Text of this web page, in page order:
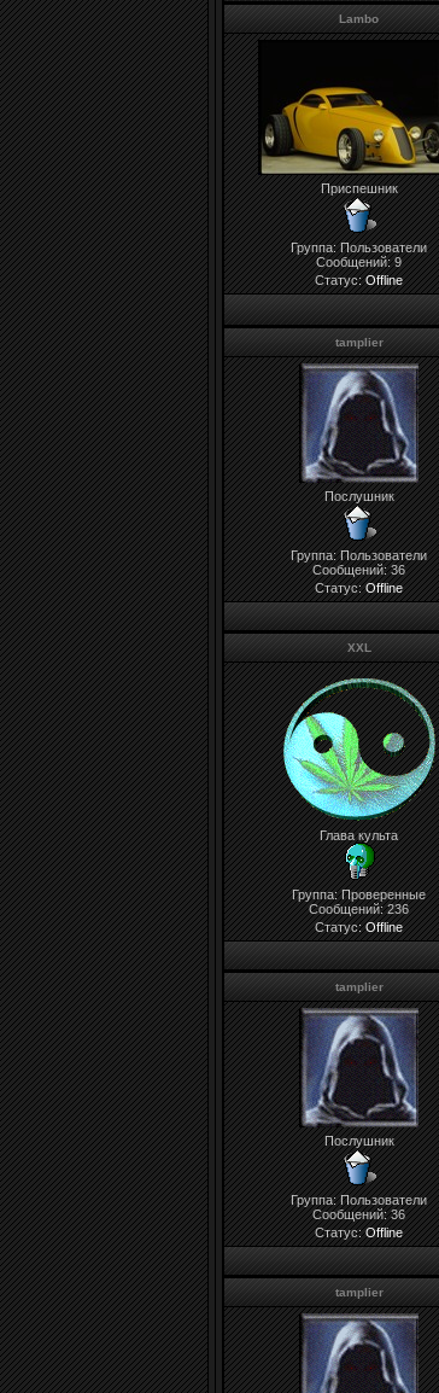
Lambo
Приспешник
Группа: Пользователи
Сообщений:9
Статус:Offline
tamplier
Послушник
Группа: Пользователи
Сообщений:36
Статус:Offline
XXL
Глава культа
Группа: Проверенные
Сообщений:236
Статус:Offline
tamplier
Послушник
Группа: Пользователи
Сообщений:36
Статус:Offline
tamplier